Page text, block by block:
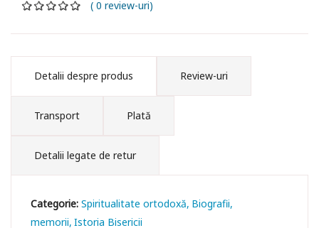
( 0 review-uri)
Detalii despre produs Review-uri
Transport Plată
Detalii legate de retur
Categorie:Spiritualitate ortodoxă Biografii,
memorii Istoria Bisericii